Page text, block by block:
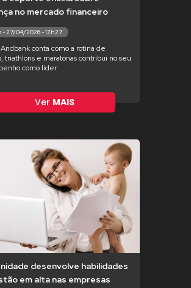
no mercado financeiro
- 27/04/2026 - 12h27
Andbank conta como a rotina de
triathlons e maratonas contribui no seu
como líder
Ver MAIS
desenvolve habilidades
em alta nas empresas